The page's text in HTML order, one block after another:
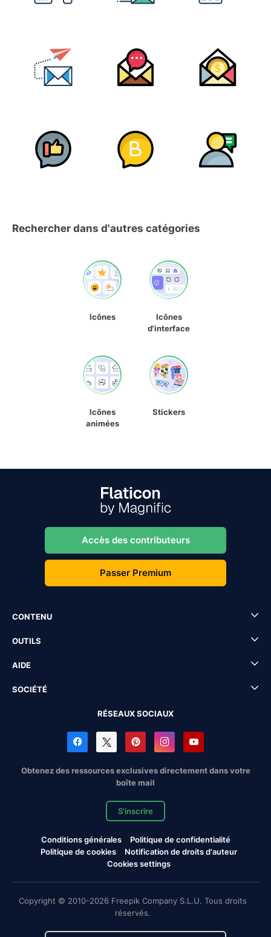
Rechercher dans d'autres catégories
Icônes
Icônes
d'interface
Icônes
animées
Stickers
Accès des contributeurs
Passer Premium
CONTENU
OUTILS
AIDE
SOCIÉTÉ
RÉSEAUX SOCIAUX
Obtenez des ressources exclusives directement dans votre
boîte mail
S'inscrire
Conditions générales
Politique de confidentialité
Politique de cookies
Notification de droits d'auteur
Cookies settings
Copyright © 2010-2026 Freepik Company S.L.U. Tous droits
réservés.